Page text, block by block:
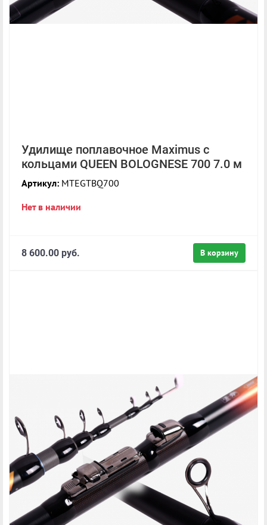
Удилище поплавочное Maximus с
кольцами QUEEN BOLOGNESE 700 7.0 м
Артикул: MTEGTBQ700
Нет в наличии
В корзину
8 600.00 руб.